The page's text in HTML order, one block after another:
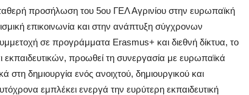
προσήλωση του 5ου ΓΕΛ Αγρινίου στην ευρωπαϊκή
επικοινωνία και στην ανάπτυξη σύγχρονων
σε προγράμματα Erasmus+ και διεθνή δίκτυα, το
εκπαιδευτικών, προωθεί τη συνεργασία με ευρωπαϊκά
στη δημιουργία ενός ανοιχτού, δημιουργικού και
εμπλέκει ενεργά την ευρύτερη εκπαιδευτική